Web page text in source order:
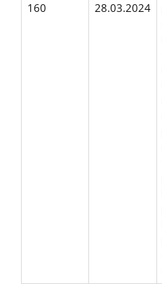
160 28.03.2024